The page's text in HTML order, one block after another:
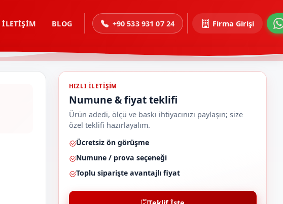
İLETIŞIM BLOG +90 533 931 07 24 Firma Girişi
HIZLI ILETIŞIM
Numune & fiyat teklifi
Ürün adedi, ölçü ve baskı ihtiyacınızı paylaşın; size
özel teklifi hazırlayalım.
Ücretsiz ön görüşme
Numune / prova seçeneği
Toplu siparişte avantajlı fiyat